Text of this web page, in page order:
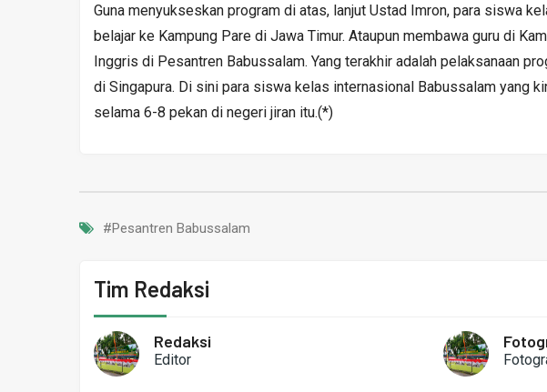
Guna menyukseskan program di atas, lanjut Ustad Imron, para siswa
belajar ke Kampung Pare di Jawa Timur. Ataupun membawa guru di
Inggris di Pesantren Babussalam. Yang terakhir adalah pelaksanaan
di Singapura. Di sini para siswa kelas internasional Babussalam yang
selama 6-8 pekan di negeri jiran itu.(*)
#Pesantren Babussalam
Tim Redaksi
Redaksi
Editor